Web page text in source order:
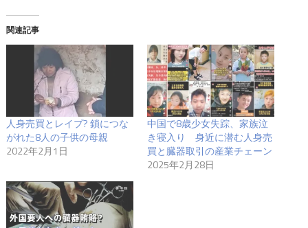
関連記事
人身売買とレイプ? 鎖につな
がれた8人の子供の母親
2022年2月1日
中国で8歳少女失踪、家族泣
き寝入り 身近に潜む人身売
買と臓器取引の産業チェーン
2025年2月28日